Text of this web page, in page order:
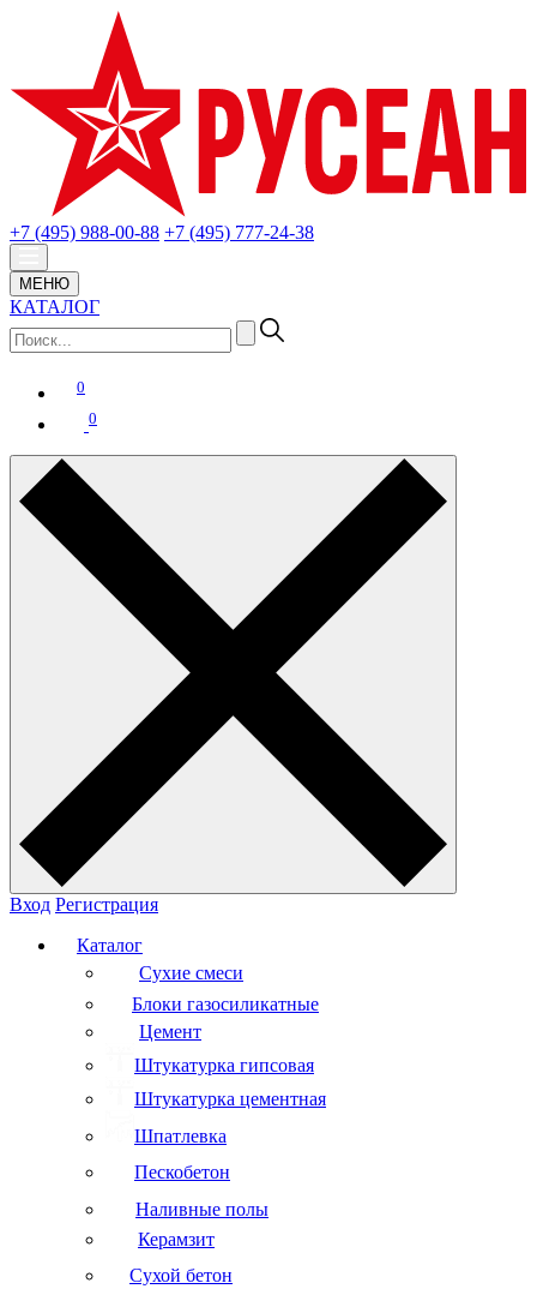
+7 (495) 988-00-88 +7 (495) 777-24-38
МЕНЮ
КАТАЛОГ
0
0
Вход Регистрация
Каталог
Сухие смеси
Блоки газосиликатные
Цемент
Штукатурка гипсовая
Штукатурка цементная
Шпатлевка
Пескобетон
Наливные полы
Керамзит
Сухой бетон